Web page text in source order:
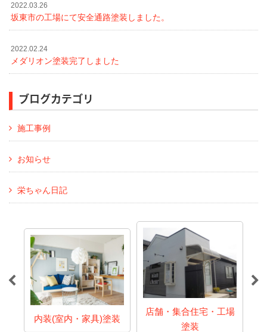
2022.03.26
坂東市の工場にて安全通路塗装しました。
2022.02.24
メダリオン塗装完了しました
ブログカテゴリ
施工事例
お知らせ
栄ちゃん日記
内装(室内・家具)塗装
店舗・集合住宅・工場
塗装